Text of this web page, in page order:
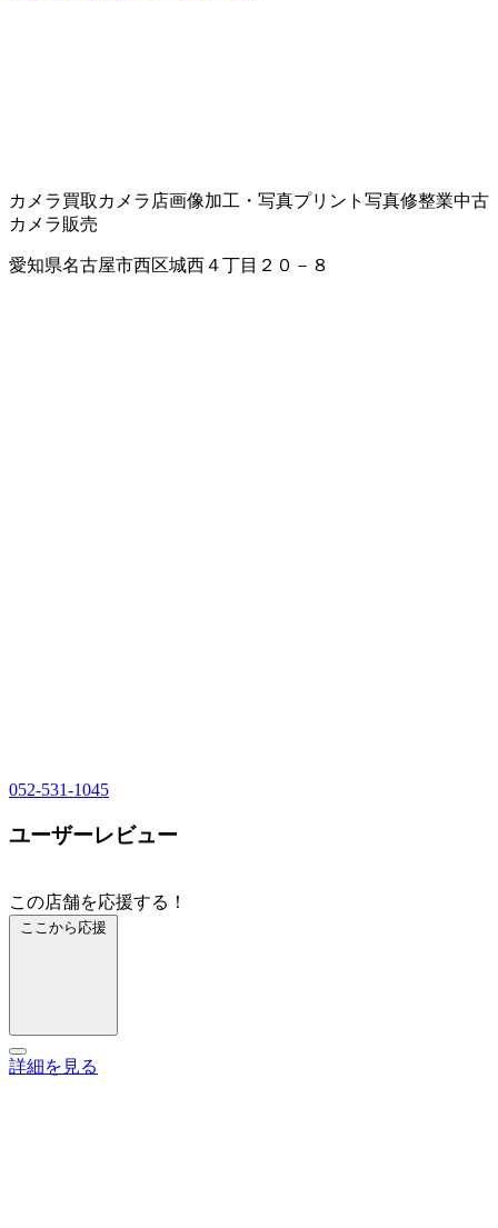
カメラ買取 カメラ店画像加工・写真プリント 写真修整業中古
カメラ販売
愛知県名古屋市西区城西４丁目２０－８
052-531-1045
ユーザーレビュー
この店舗を応援する！
ここから応援
詳細を見る